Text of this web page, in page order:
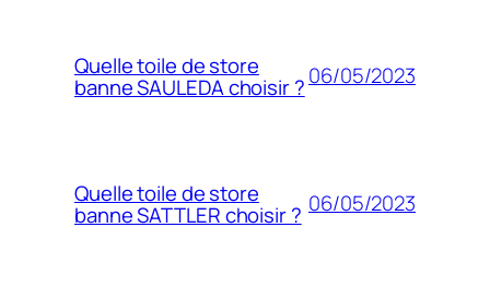
Quelle toile de store
banne SAULEDA choisir ?06/05/2023
Quelle toile de store
banne SATTLER choisir ? 06/05/2023